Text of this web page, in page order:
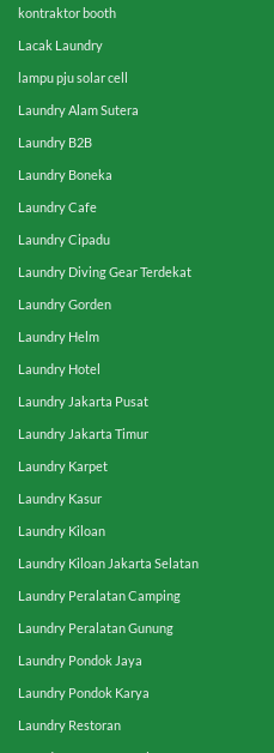
kontraktor booth
Lacak Laundry
lampu pju solar cell
Laundry Alam Sutera
Laundry B2B
Laundry Boneka
Laundry Cafe
Laundry Cipadu
Laundry Diving Gear Terdekat
Laundry Gorden
Laundry Helm
Laundry Hotel
Laundry Jakarta Pusat
Laundry Jakarta Timur
Laundry Karpet
Laundry Kasur
Laundry Kiloan
Laundry Kiloan Jakarta Selatan
Laundry Peralatan Camping
Laundry Peralatan Gunung
Laundry Pondok Jaya
Laundry Pondok Karya
Laundry Restoran